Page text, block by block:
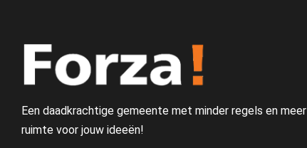
Een daadkrachtige gemeente met minder regels en meer
ruimte voor jouw ideeën!